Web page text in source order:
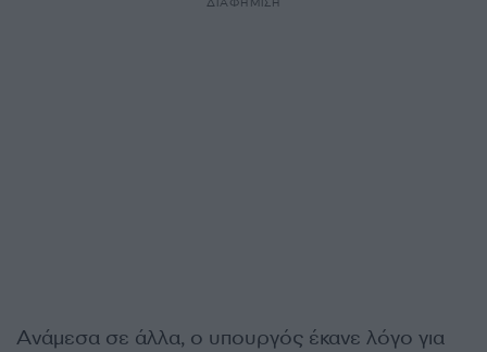
Ανάμεσα σε άλλα, ο υπουργός έκανε λόγο για